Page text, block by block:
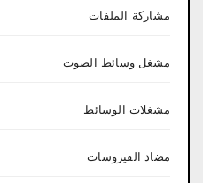
مشاركة الملفات
مشغل وسائط الصوت
مشغلات الوسائط
مضاد الفيروسات